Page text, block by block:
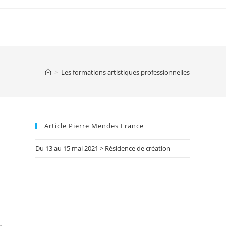
> Les formations artistiques professionnelles
Article Pierre Mendes France
Du 13 au 15 mai 2021 > Résidence de création